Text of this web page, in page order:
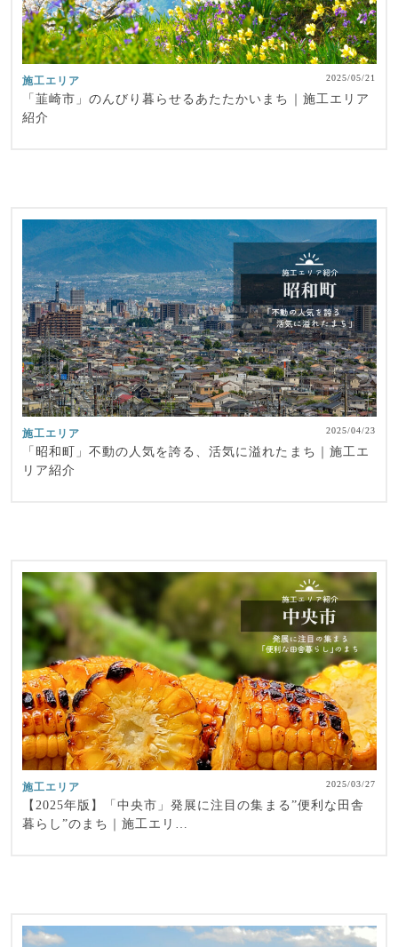
施工エリア 2025/05/21
「韮崎市」のんびり暮らせるあたたかいまち｜施工エリア
紹介
施工エリア 2025/04/23
「昭和町」不動の人気を誇る、活気に溢れたまち｜施工エ
リア紹介
施工エリア 2025/03/27
【2025年版】「中央市」発展に注目の集まる”便利な田舎
暮らし”のまち｜施工エリ…